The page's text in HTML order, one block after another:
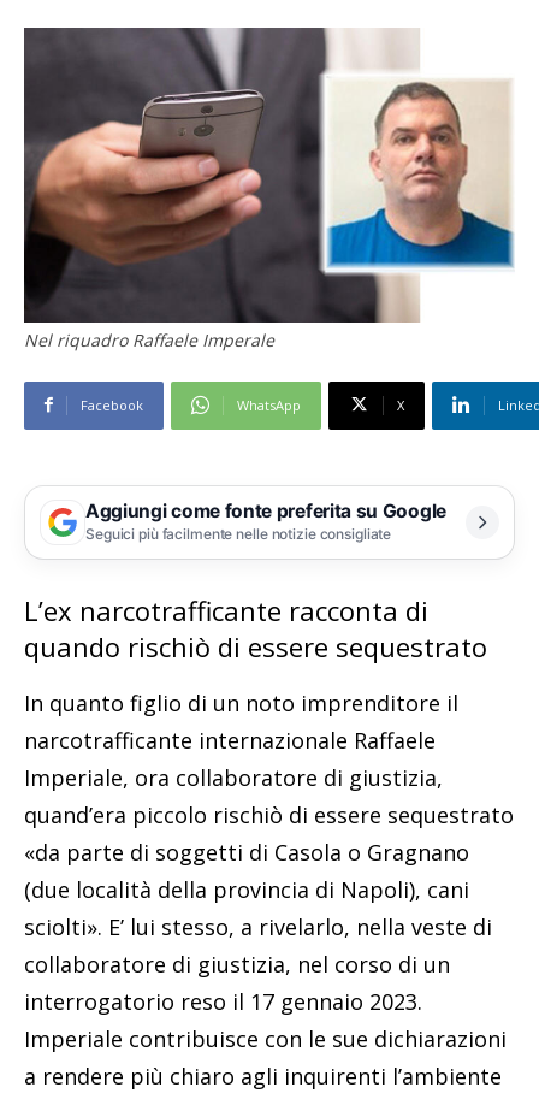
Nel riquadro Raffaele Imperale
Facebook WhatsApp X
Aggiungi come fonte preferita su Google
Seguici più facilmente nelle notizie consigliate
L’ex narcotrafficante racconta di
quando rischiò di essere sequestrato
In quanto figlio di un noto imprenditore il
narcotrafficante internazionale Raffaele
Imperiale, ora collaboratore di giustizia,
quand’era piccolo rischiò di essere sequestrato
«da parte di soggetti di Casola o Gragnano
(due località della provincia di Napoli), cani
sciolti». E’ lui stesso, a rivelarlo, nella veste di
collaboratore di giustizia, nel corso di un
interrogatorio reso il 17 gennaio 2023.
Imperiale contribuisce con le sue dichiarazioni
a rendere più chiaro agli inquirenti l’ambiente